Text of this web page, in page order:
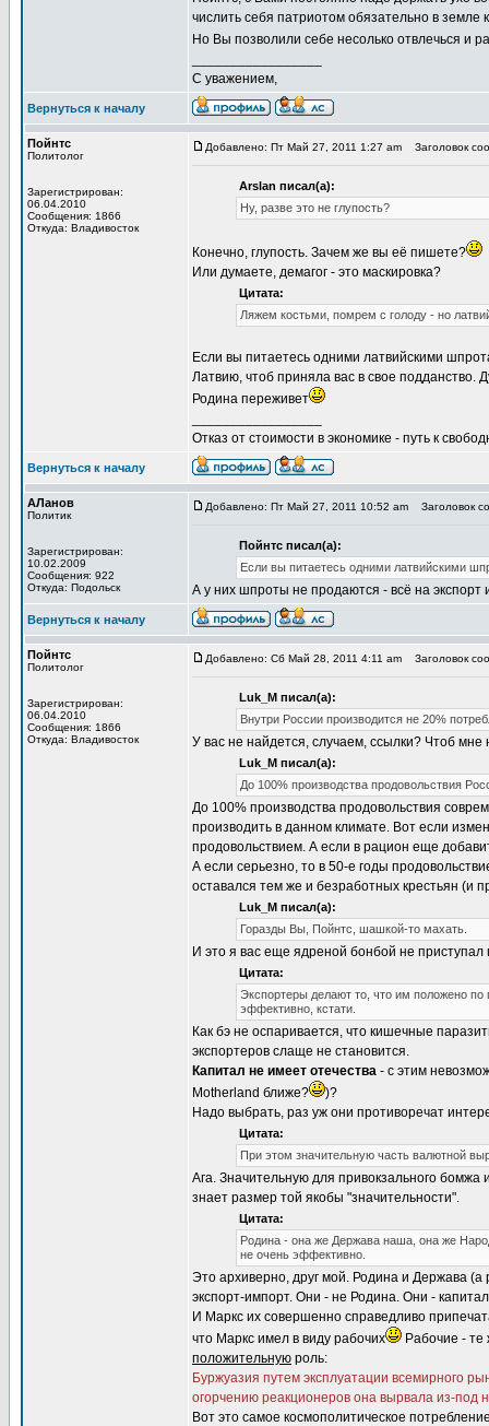
числить себя патриотом обязательно в
Но Вы позволили себе несолько отвлечься и
С уважением,
Вернуться к началу
Пойнтс
Политолог
Зарегистрирован:
06.04.2010
Сообщения: 1866
Откуда: Владивосток
Добавлено: Пт Май 27, 2011 1:27 am Заголовок
Arslan писал(а):
Ну, разве это не глупость?
Конечно, глупость. Зачем же вы её пишете?
Или думаете, демагог - это маскировка?
Цитата:
Ляжем костьми, помрем с голоду - но
Если вы питаетесь одними латвийскими
Латвию, чтоб приняла вас в свое подданство.
Родина переживет
Отказ от стоимости в экономике - путь к
Вернуться к началу
АЛанов
Политик
Зарегистрирован:
10.02.2009
Сообщения: 922
Откуда: Подольск
Добавлено: Пт Май 27, 2011 10:52 am Заголовок
Пойнтс писал(а):
Если вы питаетесь одними латвийскими
А у них шпроты не продаются - всё на экспорт
Вернуться к началу
Пойнтс
Политолог
Зарегистрирован:
06.04.2010
Сообщения: 1866
Откуда: Владивосток
Добавлено: Сб Май 28, 2011 4:11 am Заголовок
Luk_M писал(а):
Внутри России производится не 20%
У вас не найдется, случаем, ссылки? Чтоб
Luk_M писал(а):
До 100% производства продовольствия
До 100% производства продовольствия
производить в данном климате. Вот если
продовольствием. А если в рацион еще
А если серьезно, то в 50-е годы
оставался тем же и безработных крестьян (и
Luk_M писал(а):
Горазды Вы, Пойнтс, шашкой-то махать.
И это я вас еще ядреной бонбой не приступал
Цитата:
Экспортеры делают то, что им положено
эффективно, кстати.
Как бэ не оспаривается, что кишечные
экспортеров слаще не становится.
Капитал не имеет отечества - с этим
Motherland ближе?
)?
Надо выбрать, раз уж они противоречат
Цитата:
При этом значительную часть валютной
Ага. Значительную для привокзального
знает размер той якобы "значительности".
Цитата:
Родина - она же Держава наша, она же
не очень эффективно.
Это архиверно, друг мой. Родина и Держава
экспорт-импорт. Они - не Родина. Они -
И Маркс их совершенно справедливо
что Маркс имел в виду рабочих
Рабочие - те
положительную роль:
Буржуазия путем эксплуатации всемирного
огорчению реакционеров она вырвала из-под
Вот это самое космополитическое